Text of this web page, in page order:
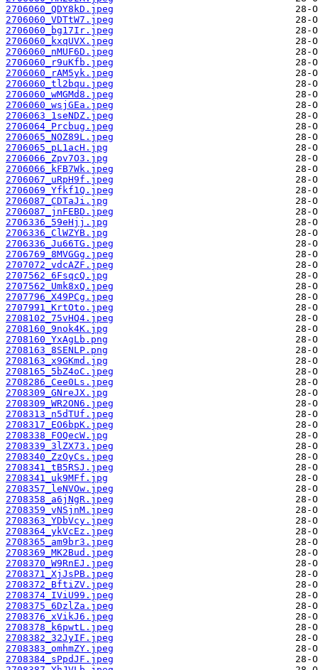
2706060_QDY8kD.jpeg
2706060_VDTtW7.jpeg
2706060_bg17Ir.jpeg
2706060_kxqUVX.jpeg
2706060_nMUF6D.jpeg
2706060_r9uKfb.jpeg
2706060_rAM5yk.jpeg
2706060_tl2bqu.jpeg
2706060_wMGMd8.jpeg
2706060_wsjGEa.jpeg
2706063_1seNDZ.jpeg
2706064_Prcbug.jpeg
2706065_NOZ89L.jpeg
2706065_pL1acH.jpg
2706066_Zpv7O3.jpg
2706066_kFB7Wk.jpeg
2706067_uRpH9f.jpeg
2706069_Yfkf1Q.jpeg
2706087_CDTaJi.jpg
2706087_jnFEBD.jpeg
2706336_59eHjj.jpg
2706336_ClWZYB.jpg
2706336_Ju66TG.jpeg
2706769_8MVGGg.jpeg
2707072_vdcAZF.jpeg
2707562_6FsqcQ.jpg
2707562_Umk8xQ.jpeg
2707796_X49PCg.jpeg
2707991_KrtOto.jpeg
2708102_75vHQ4.jpeg
2708160_9nok4K.jpg
2708160_YxAgLb.png
2708163_8SENLP.png
2708163_x9GKmd.jpg
2708165_5bZ4oC.jpeg
2708286_Cee0Ls.jpeg
2708309_GNreJX.jpg
2708309_WR2ON6.jpeg
2708313_n5dTUf.jpeg
2708317_EO6bpK.jpeg
2708338_FOQecW.jpg
2708339_3lZX73.jpeg
2708340_ZzOyCs.jpeg
2708341_tB5RSJ.jpeg
2708341_uk9MFf.jpg
2708357_leNVOw.jpeg
2708358_a6jNgR.jpeg
2708359_vNSjnM.jpeg
2708363_YDbVcy.jpeg
2708364_ykVcEz.jpeg
2708365_am9br3.jpeg
2708369_MK2Bud.jpeg
2708370_W9RnEJ.jpeg
2708371_XjJsPB.jpeg
2708372_BftiZV.jpeg
2708374_IViU99.jpeg
2708375_6DzlZa.jpeg
2708376_xVikJ6.jpeg
2708378_k6pwtL.jpeg
2708382_32JyIF.jpeg
2708383_omhmZY.jpeg
2708384_sPpdJF.jpeg